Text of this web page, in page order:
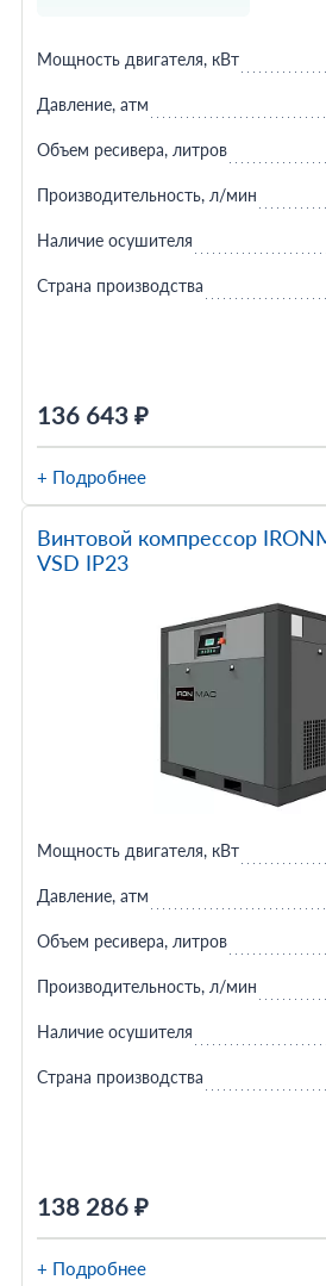
136 643 ₽
Мощность двигателя, кВт
Давление, атм
Объем ресивера, литров
Производительность, л/мин
Наличие осушителя
Страна производства
+ Подробнее
Винтовой компрессор
VSD IP23
138 286 ₽
Мощность двигателя, кВт
Давление, атм
Объем ресивера, литров
Производительность, л/мин
Наличие осушителя
Страна производства
+ Подробнее